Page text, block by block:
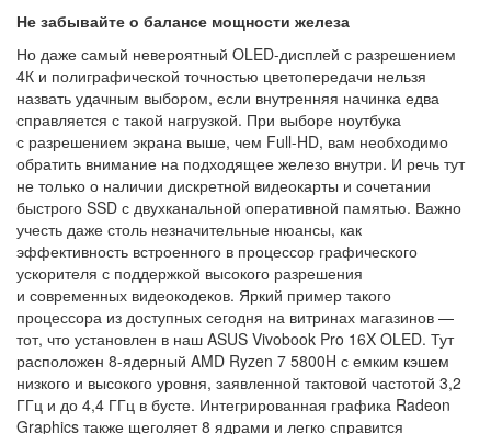
Не забывайте о балансе мощности железа
Но даже самый невероятный OLED-дисплей с разрешением
4К и полиграфической точностью цветопередачи нельзя
назвать удачным выбором, если внутренняя начинка едва
справляется с такой нагрузкой. При выборе ноутбука
с разрешением экрана выше, чем Full-HD, вам необходимо
обратить внимание на подходящее железо внутри. И речь тут
не только о наличии дискретной видеокарты и сочетании
быстрого SSD с двухканальной оперативной памятью. Важно
учесть даже столь незначительные нюансы, как
эффективность встроенного в процессор графического
ускорителя с поддержкой высокого разрешения
и современных видеокодеков. Яркий пример такого
процессора из доступных сегодня на витринах магазинов —
тот, что установлен в наш ASUS Vivobook Pro 16X OLED. Тут
расположен 8-ядерный AMD Ryzen 7 5800H с емким кэшем
низкого и высокого уровня, заявленной тактовой частотой 3,2
ГГц и до 4,4 ГГц в бусте. Интегрированная графика Radeon
Graphics также щеголяет 8 ядрами и легко справится